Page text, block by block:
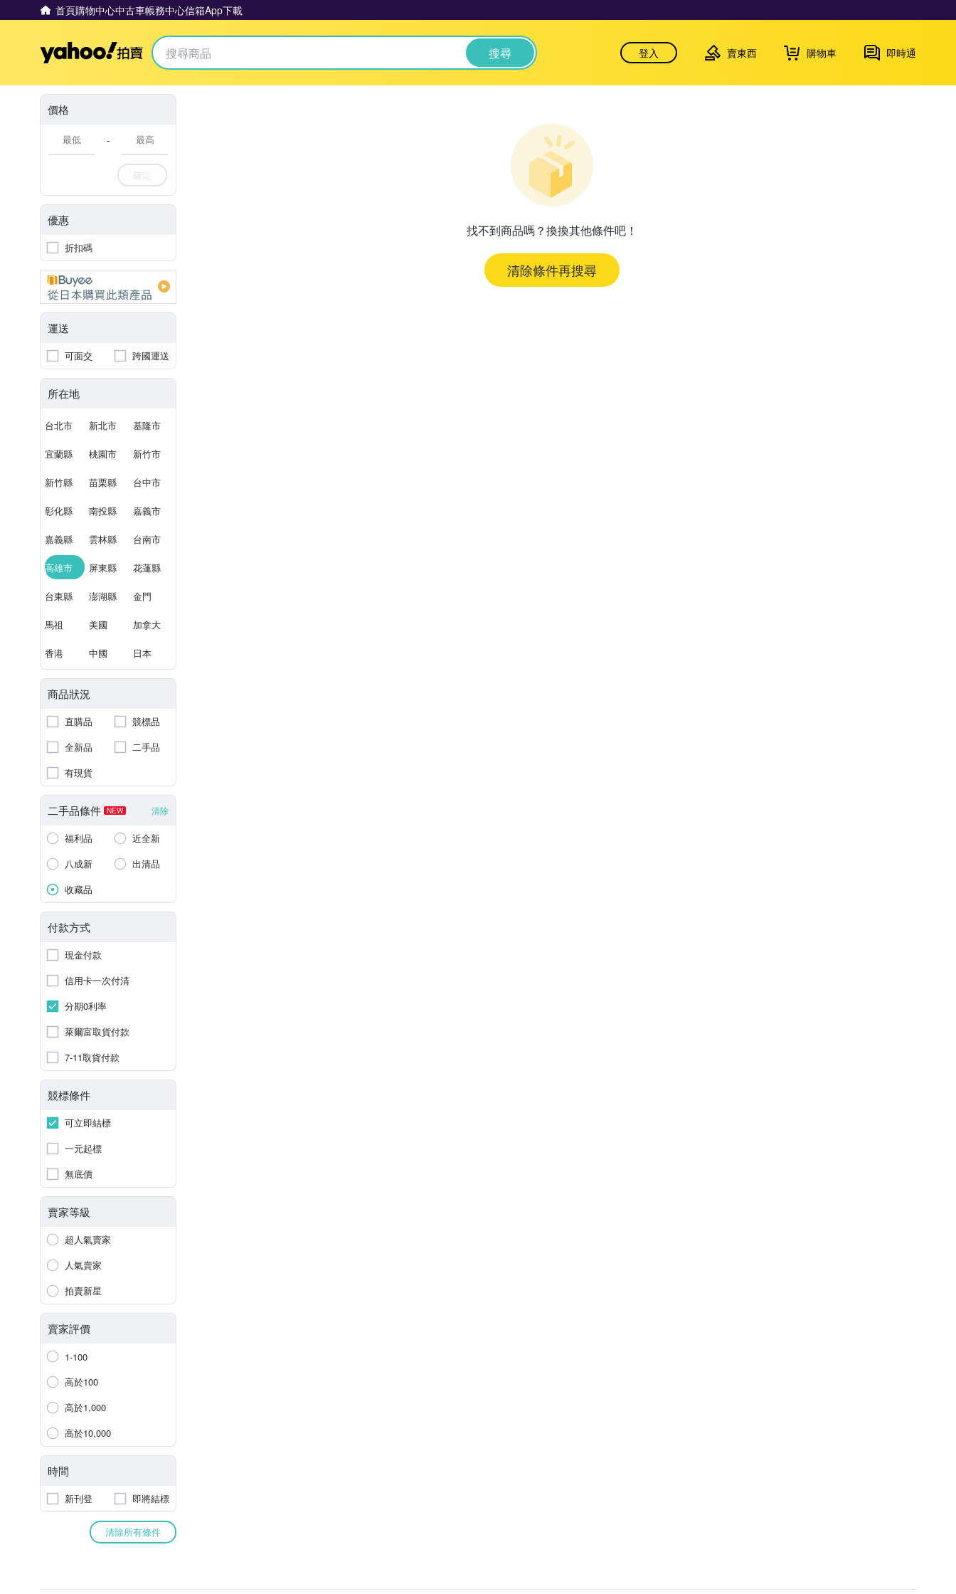
首頁購物中心中古車帳務中心信箱App下載
Yahoo拍賣 搜尋 登入 賣東西 購物車 即時通
價格
-
確定
優惠
折扣碼
運送
可面交 跨國運送
所在地
台北市 新北市 基隆市
宜蘭縣 桃園市 新竹市
新竹縣 苗栗縣 台中市
彰化縣 南投縣 嘉義市
嘉義縣 雲林縣 台南市
高雄市 屏東縣 花蓮縣
台東縣 澎湖縣 金門
馬祖 美國 加拿大
香港 中國 日本
商品狀況
直購品
競標品
全新品
二手品
有現貨
二手品條件 NEW 清除
福利品
近全新
八成新
出清品
收藏品
付款方式
現金付款
信用卡一次付清
分期0利率
萊爾富取貨付款
7-11取貨付款
競標條件
可立即結標
一元起標
無底價
賣家等級
超人氣賣家
人氣賣家
拍賣新星
賣家評價
1-100
高於100
高於1,000
高於10,000
時間
新刊登 即將結標
清除所有條件
找不到商品嗎？換換其他條件吧！
清除條件再搜尋